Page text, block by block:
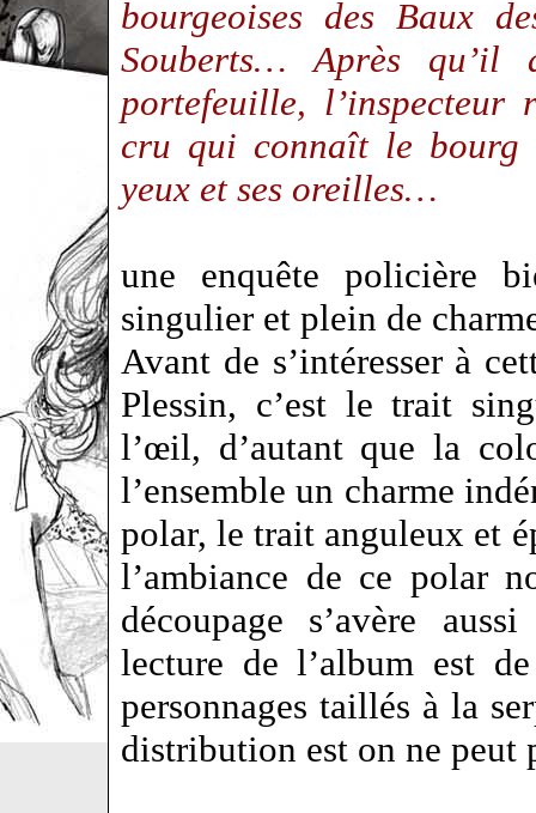
bourgeoises des Baux
Souberts… Après
portefeuille, l’inspecteur
cru qui connaît le bourg
yeux et ses oreilles…
une enquête policière
singulier et plein de
Avant de s’intéresser à
Plessin, c’est le trait
l’œil, d’autant que la
l’ensemble un charme
polar, le trait anguleux et
l’ambiance de ce polar
découpage s’avère
lecture de l’album est
personnages taillés à la
distribution est on ne